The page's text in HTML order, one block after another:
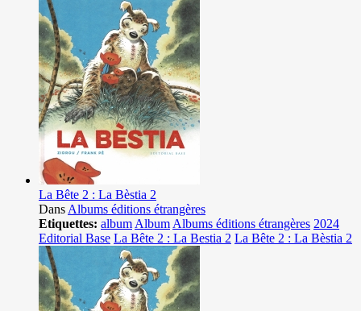
La Bête 2 : La Bèstia 2
Dans Albums éditions étrangères
Etiquettes: album Album Albums éditions étrangères 2024
Editorial Base La Bête 2 : La Bestia 2 La Bête 2 : La Bèstia 2